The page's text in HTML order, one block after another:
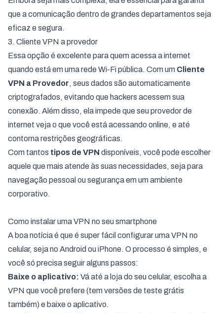
que a comunicação dentro de grandes departamentos seja
eficaz e segura.
3. Cliente VPN a provedor
Essa opção é excelente para quem acessa a internet
quando está em uma rede Wi-Fi pública. Com um Cliente
VPN a Provedor, seus dados são automaticamente
criptografados, evitando que hackers acessem sua
conexão. Além disso, ela impede que seu provedor de
internet veja o que você está acessando online, e até
contorna restrições geográficas.
Com tantos tipos de VPN disponíveis, você pode escolher
aquele que mais atende às suas necessidades, seja para
navegação pessoal ou segurança em um ambiente
corporativo.
Como instalar uma VPN no seu smartphone
A boa notícia é que é super fácil configurar uma VPN no
celular, seja no Android ou iPhone. O processo é simples, e
você só precisa seguir alguns passos:
Baixe o aplicativo: Vá até a loja do seu celular, escolha a
VPN que você prefere (tem versões de teste grátis
também) e baixe o aplicativo.